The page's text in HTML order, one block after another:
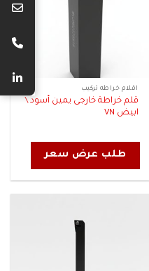
اقلام خراطه تركيب
قلم خراطة خارجى يمين أسود \
ابيض VN
طلب عرض سعر